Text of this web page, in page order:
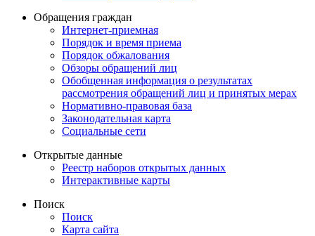
Обращения граждан
Интернет-приемная
Порядок и время приема
Порядок обжалования
Обзоры обращений лиц
Обобщенная информация о результатах
рассмотрения обращений лиц и принятых мерах
Нормативно-правовая база
Законодательная карта
Социальные сети
Открытые данные
Реестр наборов открытых данных
Интерактивные карты
Поиск
Поиск
Карта сайта